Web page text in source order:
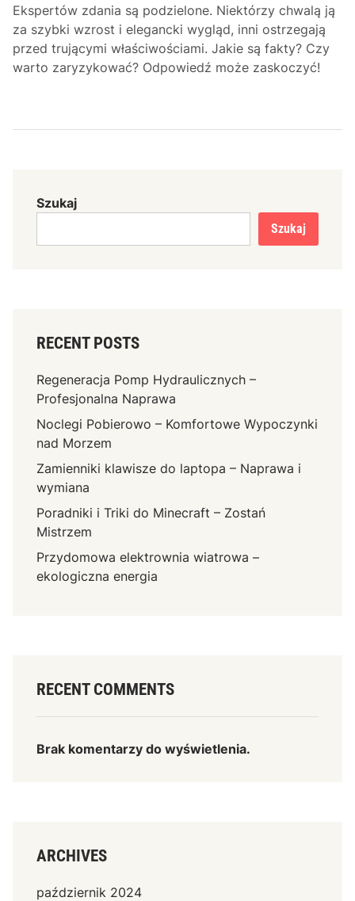
Ekspertów zdania są podzielone. Niektórzy chwalą ją
za szybki wzrost i elegancki wygląd, inni ostrzegają
przed trującymi właściwościami. Jakie są fakty? Czy
warto zaryzykować? Odpowiedź może zaskoczyć!
Szukaj
Szukaj
RECENT POSTS
Regeneracja Pomp Hydraulicznych –
Profesjonalna Naprawa
Noclegi Pobierowo – Komfortowe Wypoczynki
nad Morzem
Zamienniki klawisze do laptopa – Naprawa i
wymiana
Poradniki i Triki do Minecraft – Zostań
Mistrzem
Przydomowa elektrownia wiatrowa –
ekologiczna energia
RECENT COMMENTS
Brak komentarzy do wyświetlenia.
ARCHIVES
październik 2024